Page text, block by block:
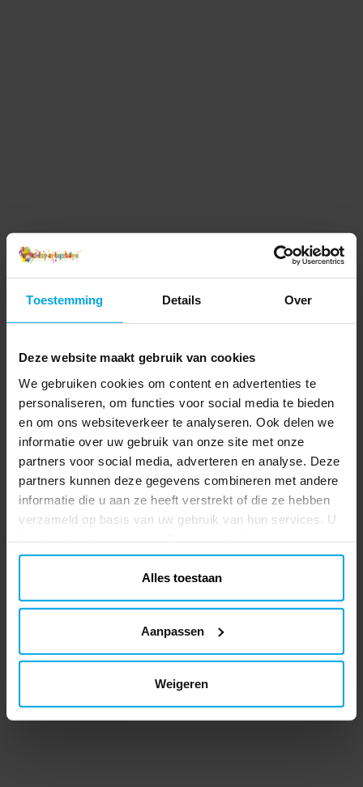
Toestemming Details Over
Deze website maakt gebruik van cookies
We gebruiken cookies om content en advertenties te
personaliseren, om functies voor social media te bieden
en om ons websiteverkeer te analyseren. Ook delen we
informatie over uw gebruik van onze site met onze
partners voor social media, adverteren en analyse. Deze
partners kunnen deze gegevens combineren met andere
informatie die u aan ze heeft verstrekt of die ze hebben
verzameld op basis van uw gebruik van hun services. U
Alles toestaan
Aanpassen
Weigeren